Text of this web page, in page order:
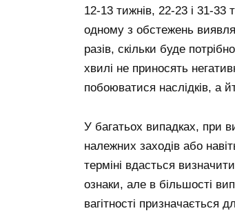
12-13 тижнів, 22-23 і 31-
одному з обстежень
разів, скільки буде
хвилі не приносять
побоюватися наслідків, а
У багатьох випадках, при
належних заходів або
терміні вдасться
ознаки, але в більшості
вагітності призначається